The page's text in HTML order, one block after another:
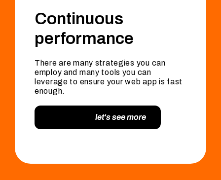
Continuous
performance
There are many strategies you can
employ and many tools you can
leverage to ensure your web app is fast
enough.
let's see more